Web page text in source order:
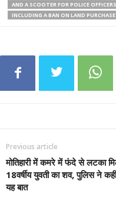
AND A SCOOTER FOR POLICE
INCLUDING A BAN ON LAND
Previous article
मोतिहारी में कमरे में फंदे से लटका
18वर्षीय युवती का शव, पुलिस ने कही
यह बात